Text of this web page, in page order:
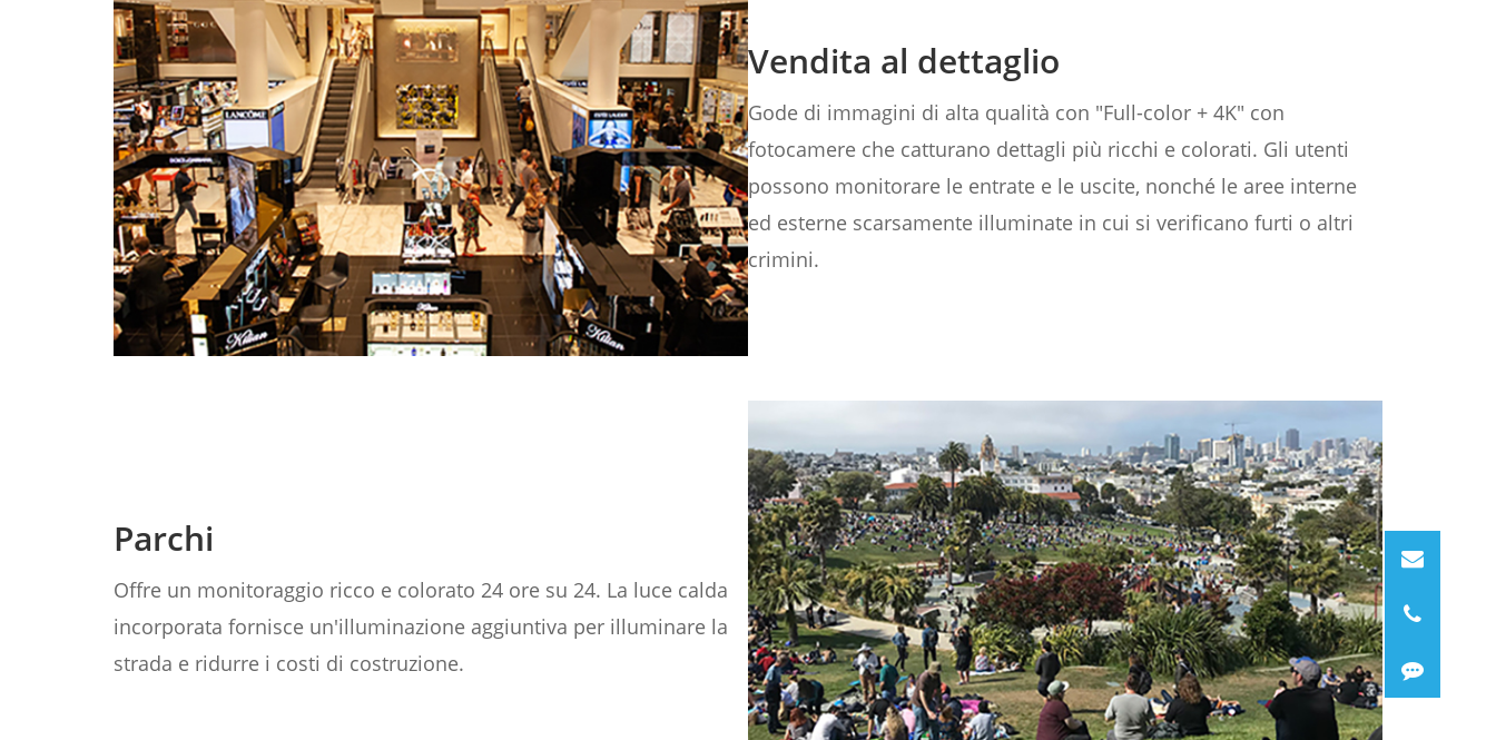
Vendita al dettaglio
Gode di immagini di alta qualità con "Full-color + 4K" con
fotocamere che catturano dettagli più ricchi e colorati. Gli utenti
possono monitorare le entrate e le uscite, nonché le aree interne
ed esterne scarsamente illuminate in cui si verificano furti o altri
crimini.
Parchi
Offre un monitoraggio ricco e colorato 24 ore su 24. La luce calda
incorporata fornisce un'illuminazione aggiuntiva per illuminare la
strada e ridurre i costi di costruzione.